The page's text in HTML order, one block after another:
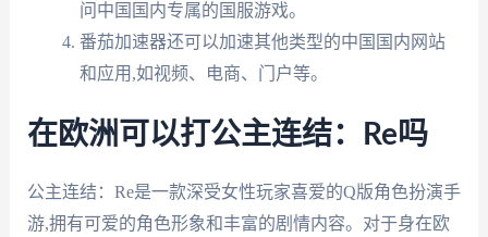
问中国国内专属的国服游戏。
番茄加速器还可以加速其他类型的中国国内网站
和应用,如视频、电商、门户等。
在欧洲可以打公主连结：Re吗
公主连结：Re是一款深受女性玩家喜爱的Q版角色扮演手
游,拥有可爱的角色形象和丰富的剧情内容。对于身在欧